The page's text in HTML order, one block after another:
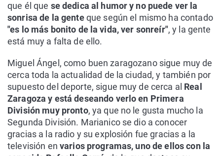
que él que se dedica al humor y no puede ver la
sonrisa de la genteque según el mismo ha contado
"es lo más bonito de la vida, ver sonreír", y la gente
está muy a falta de ello.
Miguel Ángel, como buen zaragozano sigue muy de
cerca toda la actualidad de la ciudad, y también por
supuesto del deporte, sigue muy de cerca al Real
Zaragoza y está deseando verlo en Primera
División muy pronto, ya que no le gusta mucho la
Segunda División. Marianico se dio a conocer
gracias a la radio y su explosión fue gracias a la
televisión en varios programas, uno de ellos con la